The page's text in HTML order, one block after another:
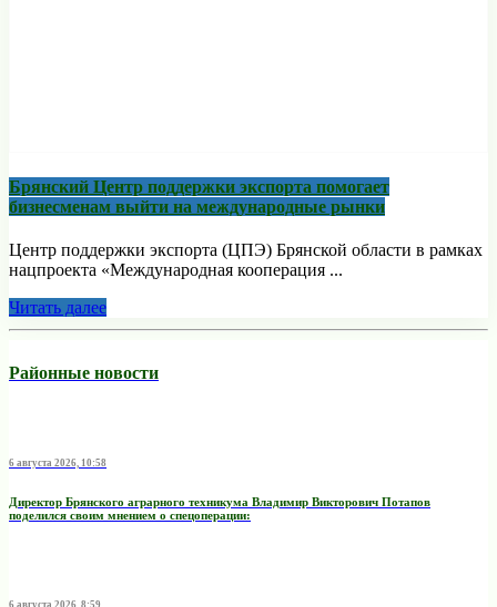
Брянский Центр поддержки экспорта помогает
бизнесменам выйти на международные рынки
Центр поддержки экспорта (ЦПЭ) Брянской области в рамках
нацпроекта «Международная кооперация ...
Читать далее
Районные новости
6 августа 2026, 10:58
Директор Брянского аграрного техникума Владимир Викторович Потапов
поделился своим мнением о спецоперации: